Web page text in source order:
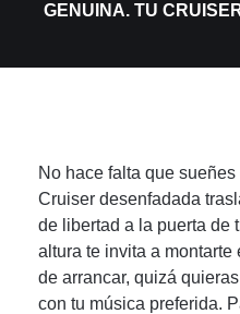
GENUINA. TU
No hace falta que
Cruiser desenfadada
de libertad a la puerta de
altura te invita a
de arrancar, quizá
con tu música preferida.